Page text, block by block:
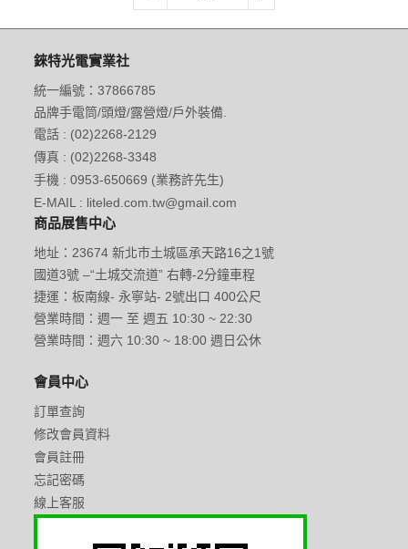
錸特光電實業社
統一編號：37866785
品牌手電筒/頭燈/露營燈/戶外裝備.
電話 : (02)2268-2129
傳真 : (02)2268-3348
手機 : 0953-650669 (業務許先生)
E-MAIL : liteled.com.tw@gmail.com
商品展售中心
地址：23674 新北市土城區承天路16之1號
國道3號 –“土城交流道” 右轉-2分鐘車程
捷運：板南線- 永寧站- 2號出口 400公尺
營業時間：週一 至 週五 10:30 ~ 22:30
營業時間：週六 10:30 ~ 18:00 週日公休
會員中心
訂單查詢
修改會員資料
會員註冊
忘記密碼
線上客服